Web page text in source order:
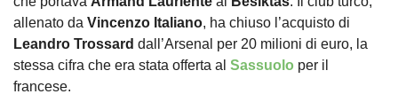
allenato da Vincenzo Italiano, ha chiuso l’acquisto di
Leandro Trossard dall’Arsenal per 20 milioni di euro, la
stessa cifra che era stata offerta al Sassuolo per il
francese.